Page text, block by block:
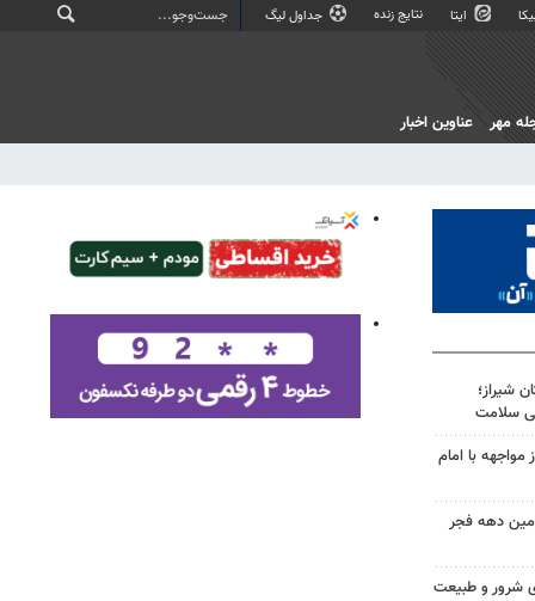
ایتا نتایج زنده جداول لیگ
مهر عناوین اخبار
شیراز؛
سلامت
مواجهه با امام
دهه فجر
شرور و طبیعت